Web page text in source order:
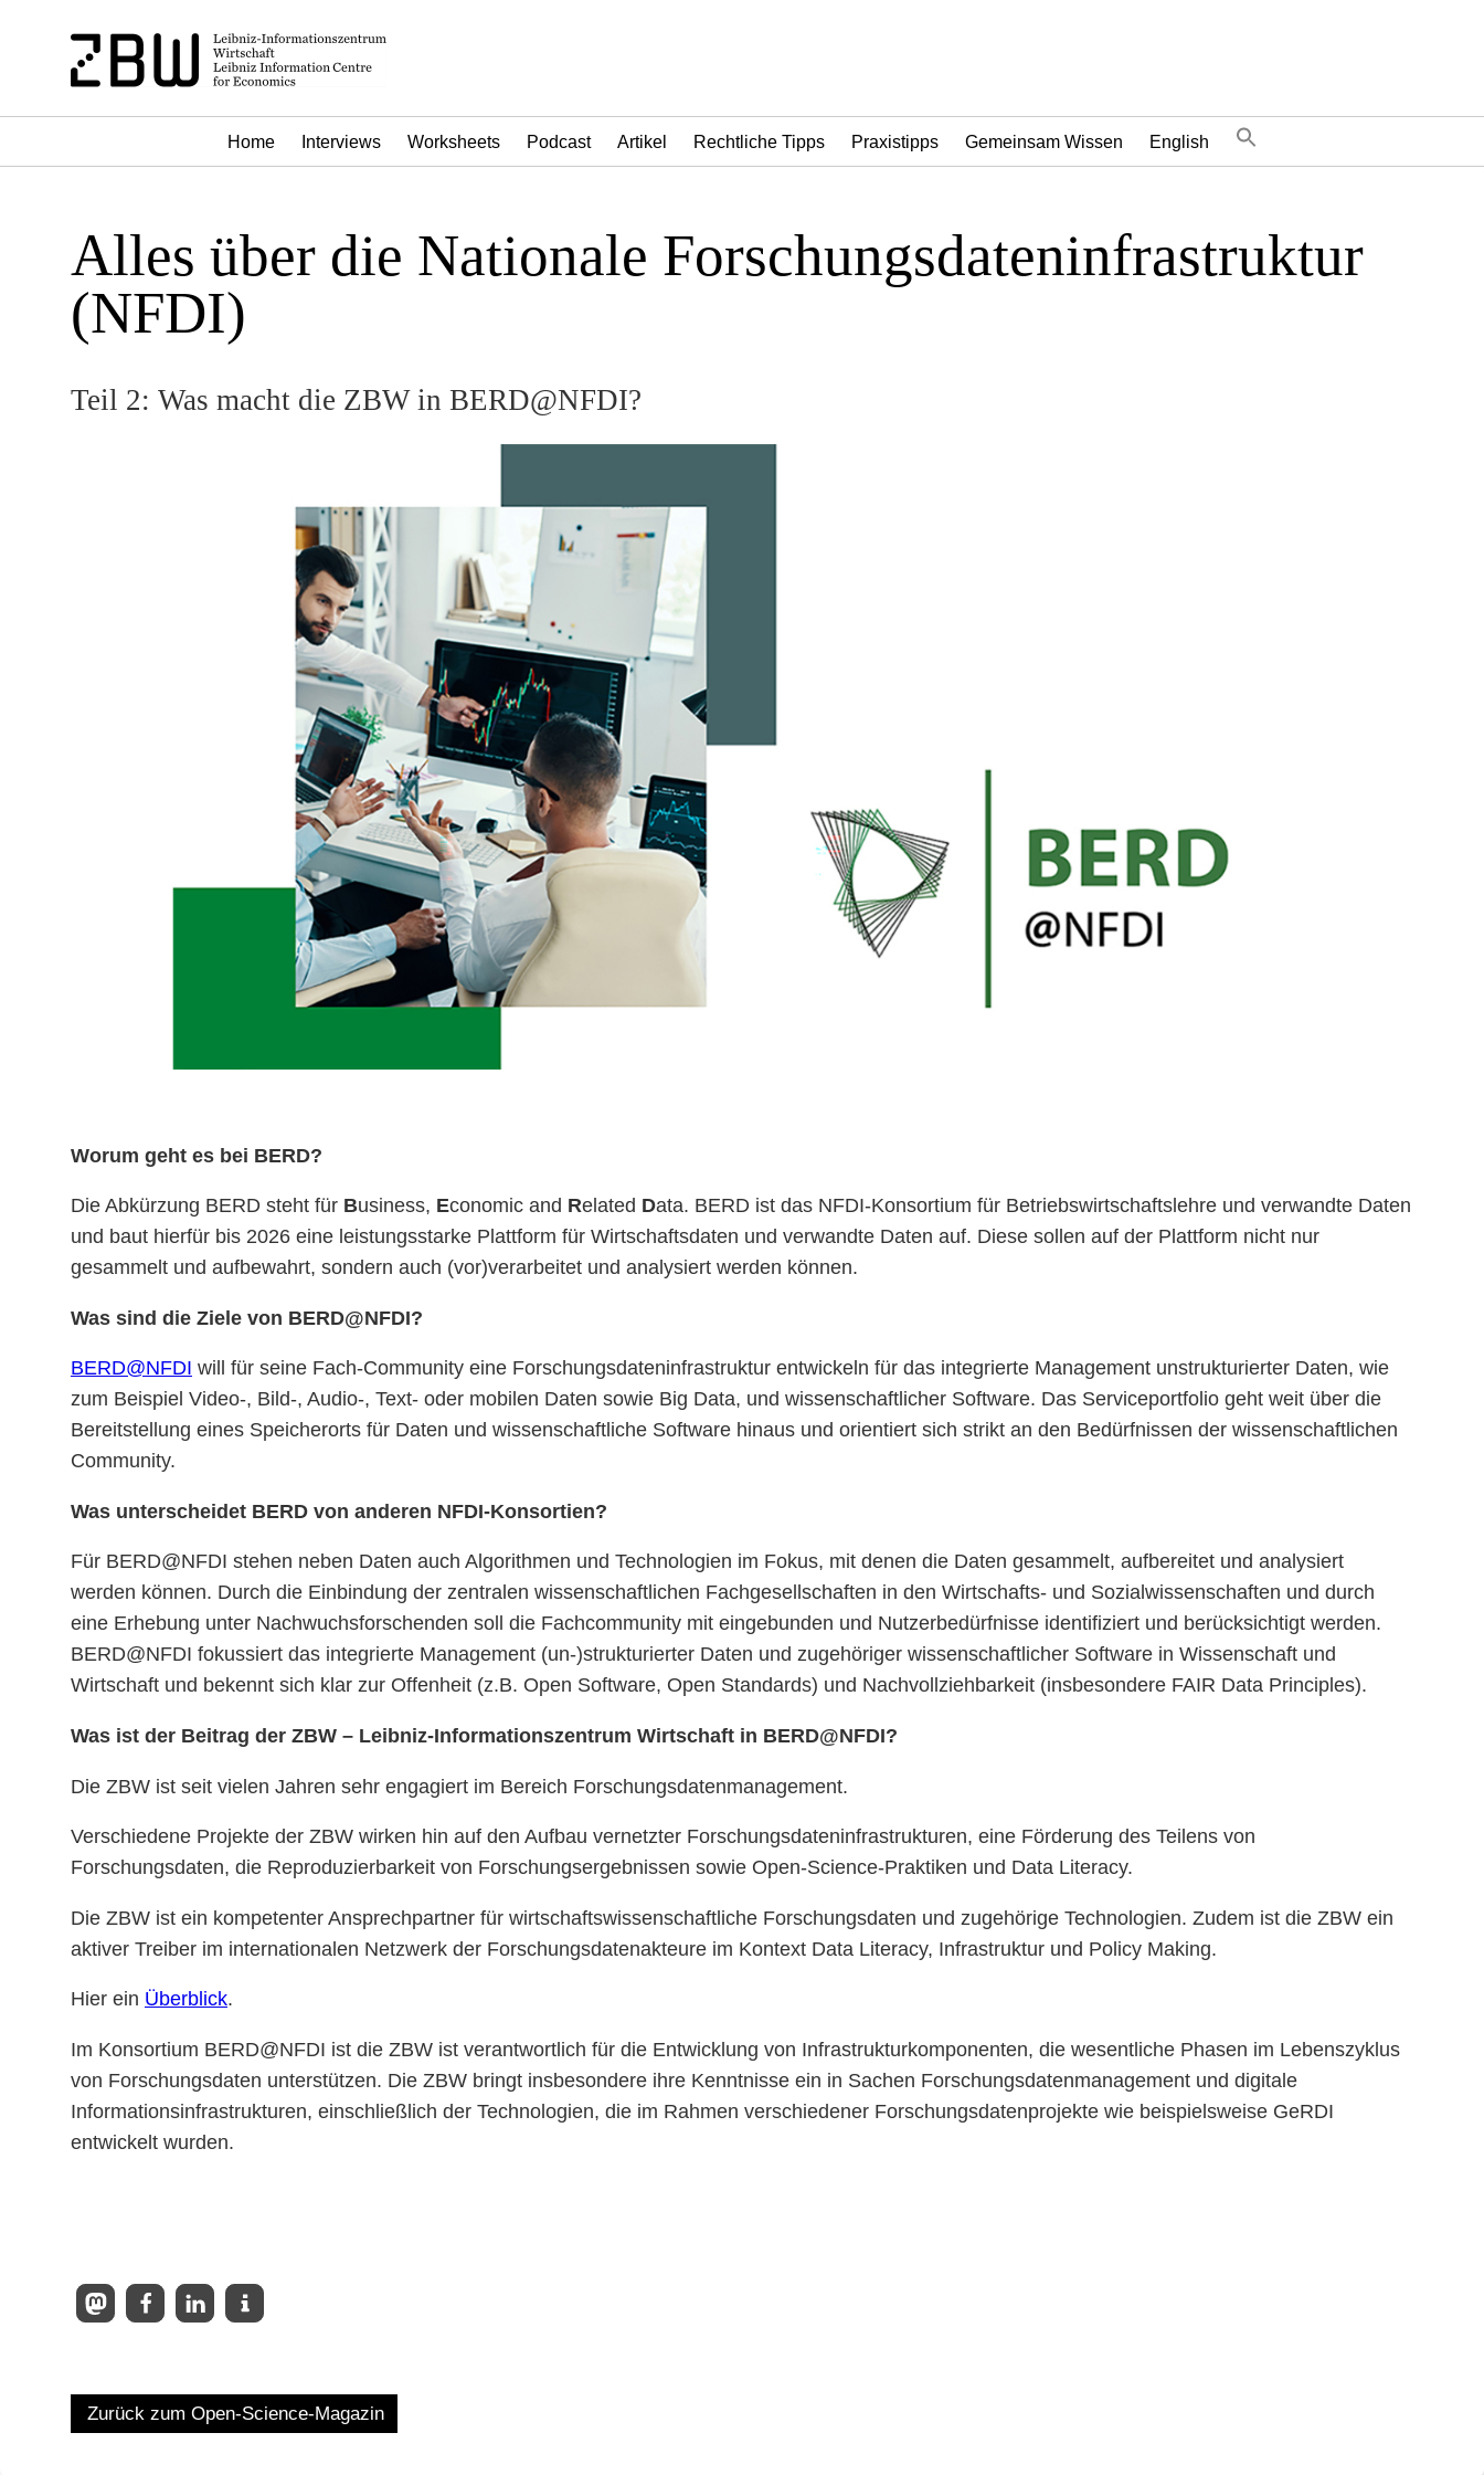
Home Interviews Worksheets Podcast Artikel Rechtliche Tipps Praxistipps Gemeinsam Wissen English
Alles über die Nationale Forschungsdateninfrastruktur
(NFDI)
Teil 2: Was macht die ZBW in BERD@NFDI?
Worum geht es bei BERD?
Die Abkürzung BERD steht für Business, Economic and Related Data. BERD ist das NFDI-Konsortium für Betriebswirtschaftslehre und verwandte Daten
und baut hierfür bis 2026 eine leistungsstarke Plattform für Wirtschaftsdaten und verwandte Daten auf. Diese sollen auf der Plattform nicht nur
gesammelt und aufbewahrt, sondern auch (vor)verarbeitet und analysiert werden können.
Was sind die Ziele von BERD@NFDI?
BERD@NFDI will für seine Fach-Community eine Forschungsdateninfrastruktur entwickeln für das integrierte Management unstrukturierter Daten, wie
zum Beispiel Video-, Bild-, Audio-, Text- oder mobilen Daten sowie Big Data, und wissenschaftlicher Software. Das Serviceportfolio geht weit über die
Bereitstellung eines Speicherorts für Daten und wissenschaftliche Software hinaus und orientiert sich strikt an den Bedürfnissen der wissenschaftlichen
Community.
Was unterscheidet BERD von anderen NFDI-Konsortien?
Für BERD@NFDI stehen neben Daten auch Algorithmen und Technologien im Fokus, mit denen die Daten gesammelt, aufbereitet und analysiert
werden können. Durch die Einbindung der zentralen wissenschaftlichen Fachgesellschaften in den Wirtschafts- und Sozialwissenschaften und durch
eine Erhebung unter Nachwuchsforschenden soll die Fachcommunity mit eingebunden und Nutzerbedürfnisse identifiziert und berücksichtigt werden.
BERD@NFDI fokussiert das integrierte Management (un-)strukturierter Daten und zugehöriger wissenschaftlicher Software in Wissenschaft und
Wirtschaft und bekennt sich klar zur Offenheit (z.B. Open Software, Open Standards) und Nachvollziehbarkeit (insbesondere FAIR Data Principles).
Was ist der Beitrag der ZBW – Leibniz-Informationszentrum Wirtschaft in BERD@NFDI?
Die ZBW ist seit vielen Jahren sehr engagiert im Bereich Forschungsdatenmanagement.
Verschiedene Projekte der ZBW wirken hin auf den Aufbau vernetzter Forschungsdateninfrastrukturen, eine Förderung des Teilens von
Forschungsdaten, die Reproduzierbarkeit von Forschungsergebnissen sowie Open-Science-Praktiken und Data Literacy.
Die ZBW ist ein kompetenter Ansprechpartner für wirtschaftswissenschaftliche Forschungsdaten und zugehörige Technologien. Zudem ist die ZBW ein
aktiver Treiber im internationalen Netzwerk der Forschungsdatenakteure im Kontext Data Literacy, Infrastruktur und Policy Making.
Hier ein Überblick.
Im Konsortium BERD@NFDI ist die ZBW ist verantwortlich für die Entwicklung von Infrastrukturkomponenten, die wesentliche Phasen im Lebenszyklus
von Forschungsdaten unterstützen. Die ZBW bringt insbesondere ihre Kenntnisse ein in Sachen Forschungsdatenmanagement und digitale
Informationsinfrastrukturen, einschließlich der Technologien, die im Rahmen verschiedener Forschungsdatenprojekte wie beispielsweise GeRDI
entwickelt wurden.
Zurück zum Open-Science-Magazin